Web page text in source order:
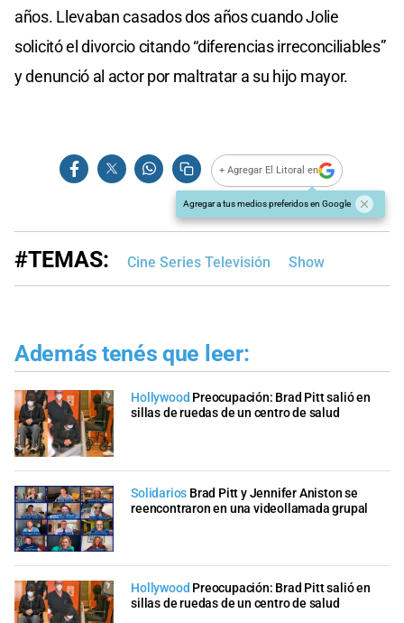
años. Llevaban casados dos años cuando Jolie
solicitó el divorcio citando “diferencias irreconciliables”
y denunció al actor por maltratar a su hijo mayor.
+ Agregar El Litoral en
Agregar a tus medios preferidos en Google
#TEMAS: Cine Series Televisión Show
Además tenés que leer:
Hollywood Preocupación: Brad Pitt salió en
sillas de ruedas de un centro de salud
Solidarios Brad Pitt y Jennifer Aniston se
reencontraron en una videollamada grupal
Hollywood Preocupación: Brad Pitt salió en
sillas de ruedas de un centro de salud